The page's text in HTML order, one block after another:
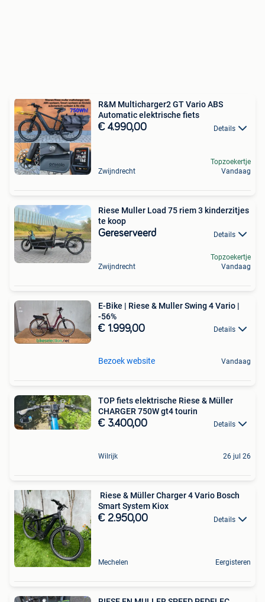
R&M Multicharger2 GT Vario ABS
Automatic elektrische fiets
€ 4.990,00 Details
Zwijndrecht
Topzoekertje
Vandaag
Riese Muller Load 75 riem 3 kinderzitjes
te koop
Gereserveerd Details
Zwijndrecht
Topzoekertje
Vandaag
E-Bike | Riese & Muller Swing 4 Vario |
-56%
€ 1.999,00 Details
Bezoek website Vandaag
TOP fiets elektrische Riese & Müller
CHARGER 750W gt4 tourin
€ 3.400,00 Details
Wilrijk 26 jul 26
‍️ Riese & Müller Charger 4 Vario Bosch
Smart System Kiox
€ 2.950,00 Details
Mechelen Eergisteren